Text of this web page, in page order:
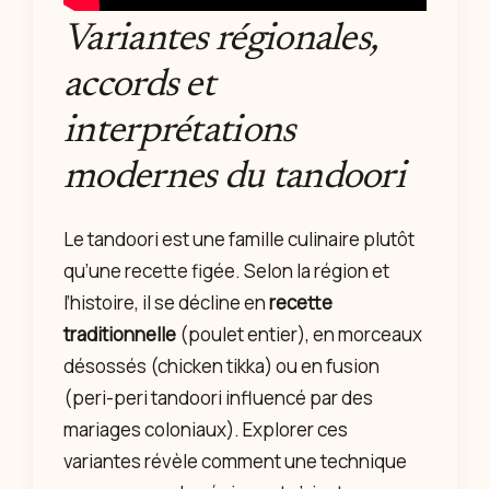
Variantes régionales,
accords et
interprétations
modernes du tandoori
Le tandoori est une famille culinaire plutôt
qu’une recette figée. Selon la région et
l’histoire, il se décline enrecette
traditionnelle (poulet entier), en morceaux
désossés (chicken tikka) ou en fusion
(peri-peri tandoori influencé par des
mariages coloniaux). Explorer ces
variantes révèle comment une technique